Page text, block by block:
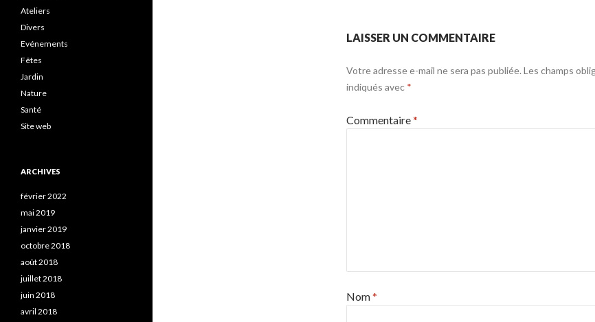
LAISSER UN COMMENTAIRE
Votre adresse e-mail ne sera pas publiée.Les champs
indiqués avec *
Commentaire*
Nom*
Ateliers
Divers
Evénements
Fêtes
Jardin
Nature
Santé
Site web
ARCHIVES
février 2022
mai 2019
janvier 2019
octobre 2018
août 2018
juillet 2018
juin 2018
avril 2018